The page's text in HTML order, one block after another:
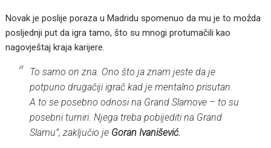
Novak je poslije poraza u Madridu spomenuo da mu je to možda
posljednji put da igra tamo, što su mnogi protumačili kao
nagovještaj kraja karijere.
To samo on zna. Ono što ja znam jeste da je
potpuno drugačiji igrač kad je mentalno prisutan.
A to se posebno odnosi na Grand Slamove – to su
posebni turniri. Njega treba pobijediti na Grand
Slamu”, zaključio je Goran Ivanišević.